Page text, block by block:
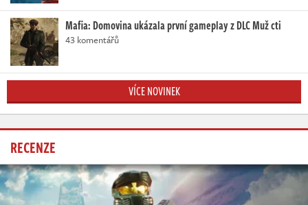
Mafia: Domovina ukázala první gameplay z DLC Muž cti
43 komentářů
VÍCE NOVINEK
RECENZE